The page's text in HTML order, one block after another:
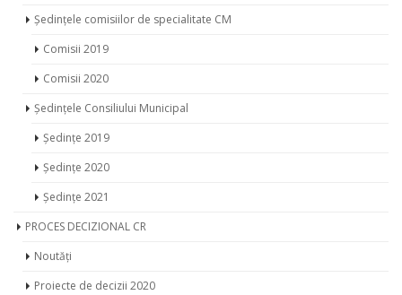
Ședințele comisiilor de specialitate CM
Comisii 2019
Comisii 2020
Ședințele Consiliului Municipal
Ședințe 2019
Ședințe 2020
Ședințe 2021
PROCES DECIZIONAL CR
Noutăți
Proiecte de decizii 2020